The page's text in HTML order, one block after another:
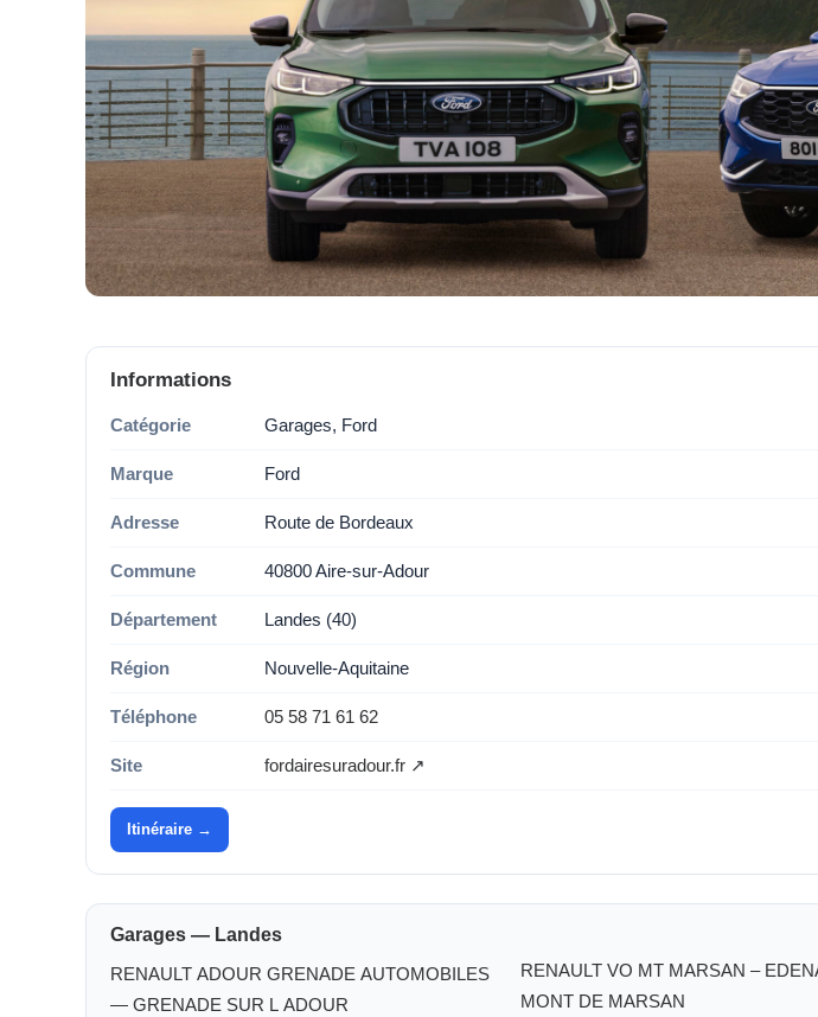
Informations
Catégorie Garages, Ford
Marque Ford
Adresse Route de Bordeaux
Commune 40800 Aire-sur-Adour
Département Landes (40)
Région Nouvelle-Aquitaine
Téléphone 05 58 71 61 62
Site fordairesuradour.fr ↗
Itinéraire →
Garages — Landes
RENAULT ADOUR GRENADE AUTOMOBILES
— GRENADE SUR L ADOUR
RENAULT VO MT MARSAN –
MONT DE MARSAN